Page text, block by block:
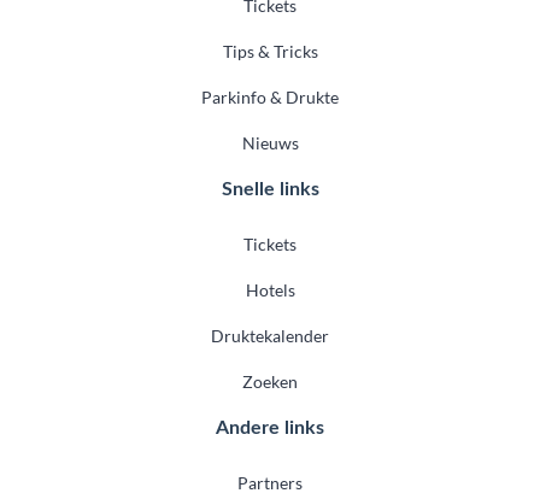
Tickets
Tips & Tricks
Parkinfo & Drukte
Nieuws
Snelle links
Tickets
Hotels
Druktekalender
Zoeken
Andere links
Partners